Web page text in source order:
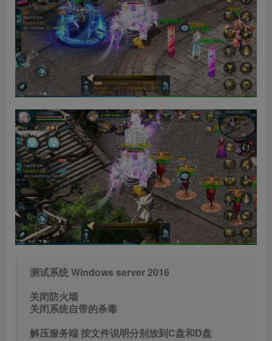
测试系统 Windows server 2016
关闭防火墙
关闭系统自带的杀毒
解压服务端 按文件说明分别放到C盘和D盘